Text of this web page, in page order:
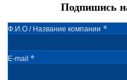
Подпишись
Ф.И.О / Название компании *
E-mail *